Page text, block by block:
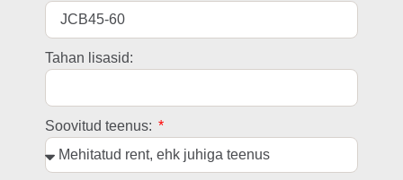
Tahan lisasid:
Soovitud teenus: